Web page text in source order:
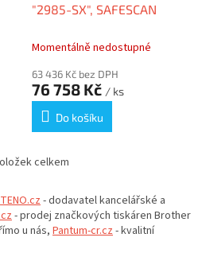
"2985-SX", SAFESCAN
Momentálně nedostupné
63 436 Kč bez DPH
76 758 Kč / ks
Do košíku
O
l
á
d
celkem
TENO.cz - dodavatel kancelářské a
- prodej značkových tiskáren Brother
u nás, Pantum-cr.cz - kvalitní